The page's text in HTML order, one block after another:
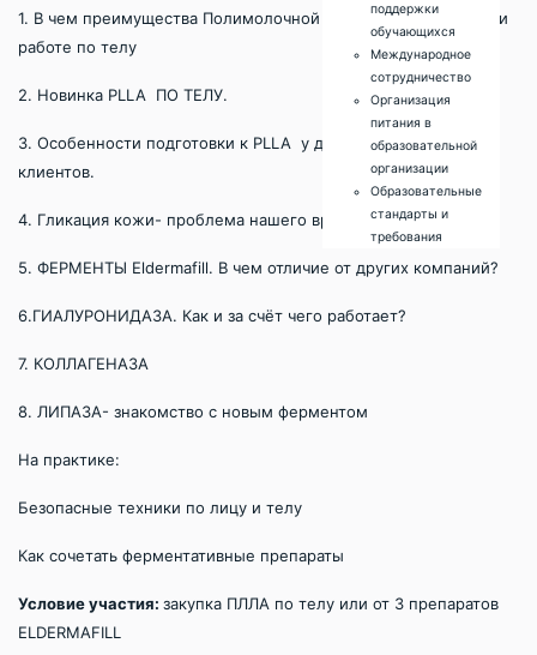
поддержки
обучающихся
Международное
сотрудничество
Организация
питания в
образовательной
организации
Образовательные
стандарты и
требования
1. В чем преимущества Полимолочной кислоты, особенно при
работе по телу
2. Новинка PLLA ПО ТЕЛУ.
3. Особенности подготовки к PLLA у диспластических
клиентов.
4. Гликация кожи- проблема нашего времени. Что делать?
5. ФЕРМЕНТЫ Eldermafill. В чем отличие от других компаний?
6.ГИАЛУРОНИДАЗА. Как и за счёт чего работает?
7. КОЛЛАГЕНАЗА
8. ЛИПАЗА- знакомство с новым ферментом
На практике:
Безопасные техники по лицу и телу
Как сочетать ферментативные препараты
Условие участия: закупка ПЛЛА по телу или от 3 препаратов
ELDERMAFILL